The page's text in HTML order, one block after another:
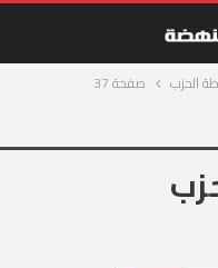
الحزب صفحة 37